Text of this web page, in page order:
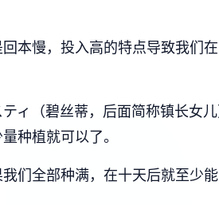
本慢，投入高的特点导致我们
ィ（碧丝蒂，后面简称镇长女
种植就可以了。
们全部种满，在十天后就至少